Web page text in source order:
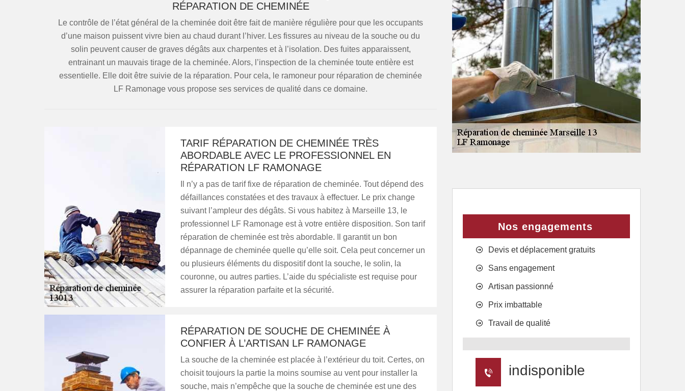
RÉPARATION DE CHEMINÉE
Le contrôle de l’état général de la cheminée doit être fait de manière régulière pour que les occupants
d’une maison puissent vivre bien au chaud durant l’hiver. Les fissures au niveau de la souche ou du
solin peuvent causer de graves dégâts aux charpentes et à l’isolation. Des fuites apparaissent,
entrainant un mauvais tirage de la cheminée. Alors, l’inspection de la cheminée toute entière est
essentielle. Elle doit être suivie de la réparation. Pour cela, le ramoneur pour réparation de cheminée
LF Ramonage vous propose ses services de qualité dans ce domaine.
TARIF RÉPARATION DE CHEMINÉE TRÈS
ABORDABLE AVEC LE PROFESSIONNEL EN
RÉPARATION LF RAMONAGE
Il n’y a pas de tarif fixe de réparation de cheminée. Tout dépend des
défaillances constatées et des travaux à effectuer. Le prix change
suivant l’ampleur des dégâts. Si vous habitez à Marseille 13, le
professionnel LF Ramonage est à votre entière disposition. Son tarif
réparation de cheminée est très abordable. Il garantit un bon
dépannage de cheminée quelle qu’elle soit. Cela peut concerner un
ou plusieurs éléments du dispositif dont la souche, le solin, la
couronne, ou autres parties. L’aide du spécialiste est requise pour
assurer la réparation parfaite et la sécurité.
RÉPARATION DE SOUCHE DE CHEMINÉE À
CONFIER À L’ARTISAN LF RAMONAGE
La souche de la cheminée est placée à l’extérieur du toit. Certes, on
choisit toujours la partie la moins soumise au vent pour installer la
souche, mais n’empêche que la souche de cheminée est une des
Nos engagements
Devis et déplacement gratuits
Sans engagement
Artisan passionné
Prix imbattable
Travail de qualité
indisponible